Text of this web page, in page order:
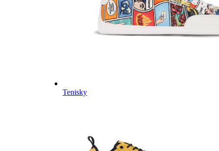
Tenisky